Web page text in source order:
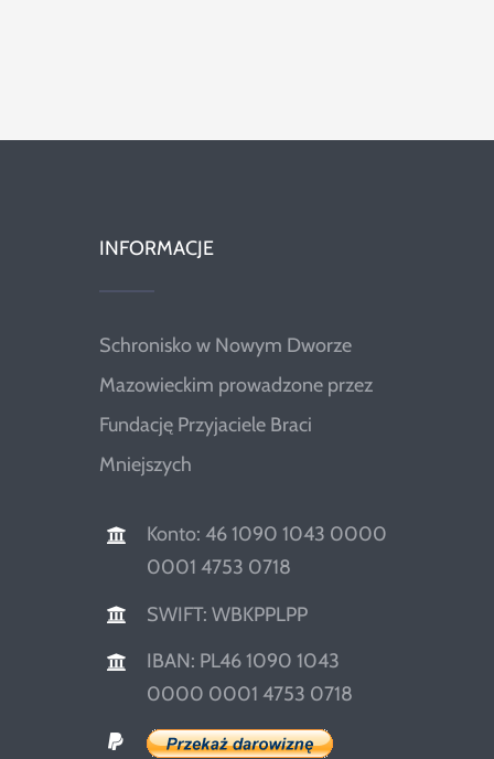
INFORMACJE
Schronisko w Nowym Dworze
Mazowieckim prowadzone przez
Fundację Przyjaciele Braci
Mniejszych
Konto: 46 1090 1043 0000
0001 4753 0718
SWIFT: WBKPPLPP
IBAN: PL46 1090 1043
0000 0001 4753 0718